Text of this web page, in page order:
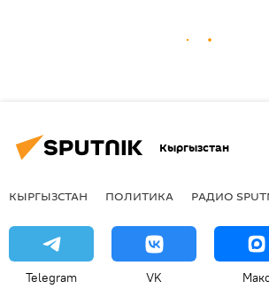
Кыргызстан
КЫРГЫЗСТАН ПОЛИТИКА РАДИО
Telegram VK